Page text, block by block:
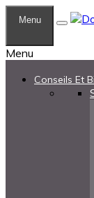
Menu
Menu
Conseils Et